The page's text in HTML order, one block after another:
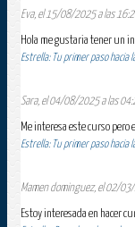
Eva, el 15/08/2025 a las
Hola me gustaria tener un
Estrella: Tu primer paso hacia
Sara, el 04/08/2025 a las
Me interesa este curso pero
Estrella: Tu primer paso hacia
Mamen dominguez, el 02/
Estoy interesada en hacer